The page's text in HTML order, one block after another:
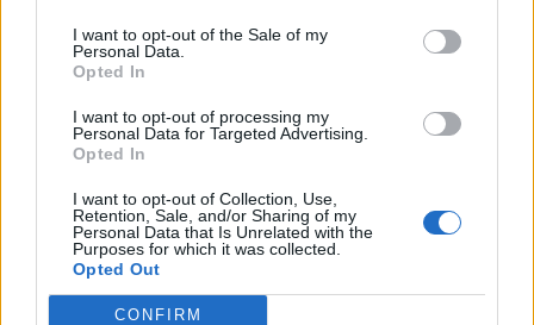
I want to opt-out of the Sale of my
Personal Data.
Opted In
I want to opt-out of processing my
Personal Data for Targeted Advertising.
Opted In
I want to opt-out of Collection, Use,
Retention, Sale, and/or Sharing of my
Personal Data that Is Unrelated with the
Purposes for which it was collected.
Opted Out
CONFIRM